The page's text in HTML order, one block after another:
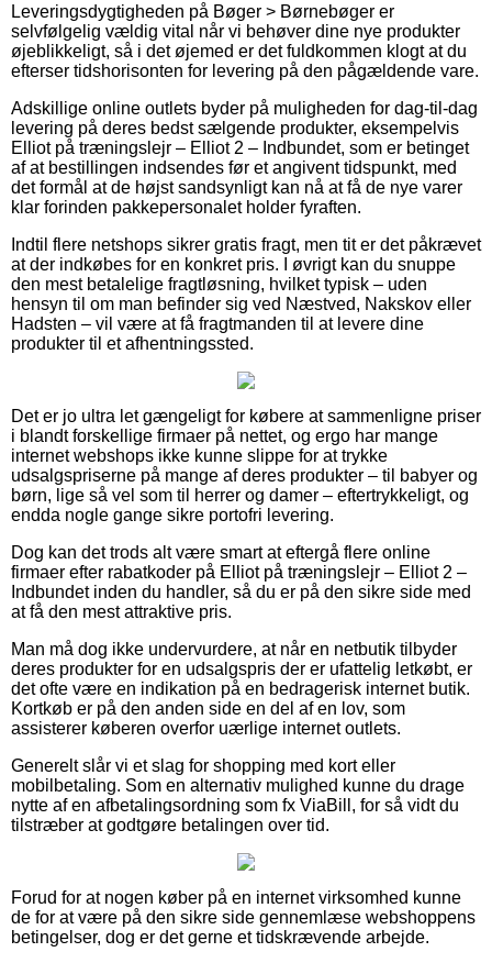
Leveringsdygtigheden på Bøger > Børnebøger er
selvfølgelig vældig vital når vi behøver dine nye produkter
øjeblikkeligt, så i det øjemed er det fuldkommen klogt at du
efterser tidshorisonten for levering på den pågældende vare.
Adskillige online outlets byder på muligheden for dag-til-dag
levering på deres bedst sælgende produkter, eksempelvis
Elliot på træningslejr – Elliot 2 – Indbundet, som er betinget
af at bestillingen indsendes før et angivent tidspunkt, med
det formål at de højst sandsynligt kan nå at få de nye varer
klar forinden pakkepersonalet holder fyraften.
Indtil flere netshops sikrer gratis fragt, men tit er det påkrævet
at der indkøbes for en konkret pris. I øvrigt kan du snuppe
den mest betalelige fragtløsning, hvilket typisk – uden
hensyn til om man befinder sig ved Næstved, Nakskov eller
Hadsten – vil være at få fragtmanden til at levere dine
produkter til et afhentningssted.
Det er jo ultra let gængeligt for købere at sammenligne priser
i blandt forskellige firmaer på nettet, og ergo har mange
internet webshops ikke kunne slippe for at trykke
udsalgspriserne på mange af deres produkter – til babyer og
børn, lige så vel som til herrer og damer – eftertrykkeligt, og
endda nogle gange sikre portofri levering.
Dog kan det trods alt være smart at eftergå flere online
firmaer efter rabatkoder på Elliot på træningslejr – Elliot 2 –
Indbundet inden du handler, så du er på den sikre side med
at få den mest attraktive pris.
Man må dog ikke undervurdere, at når en netbutik tilbyder
deres produkter for en udsalgspris der er ufattelig letkøbt, er
det ofte være en indikation på en bedragerisk internet butik.
Kortkøb er på den anden side en del af en lov, som
assisterer køberen overfor uærlige internet outlets.
Generelt slår vi et slag for shopping med kort eller
mobilbetaling. Som en alternativ mulighed kunne du drage
nytte af en afbetalingsordning som fx ViaBill, for så vidt du
tilstræber at godtgøre betalingen over tid.
Forud for at nogen køber på en internet virksomhed kunne
de for at være på den sikre side gennemlæse webshoppens
betingelser, dog er det gerne et tidskrævende arbejde.